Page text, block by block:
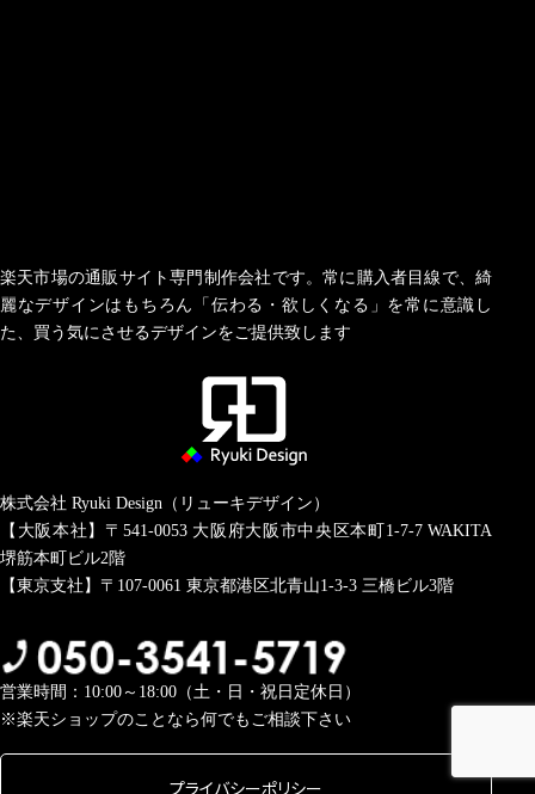
楽天市場の通販サイト専門制作会社です。常に購入者目線で、綺
麗なデザインはもちろん「伝わる・欲しくなる」を常に意識し
た、買う気にさせるデザインをご提供致します
株式会社 Ryuki Design（リューキデザイン）
【大阪本社】〒541-0053大阪府大阪市中央区本町1-7-7 WAKITA
堺筋本町ビル2階
【東京支社】〒107-0061 東京都港区北青山1-3-3 三橋ビル3階
営業時間：10:00～18:00（土・日・祝日定休日）
※楽天ショップのことなら何でもご相談下さい
プライバシーポリシー